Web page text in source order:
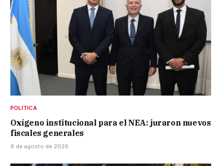
POLÍTICA
Oxígeno institucional para el NEA: juraron nuevos
fiscales generales
6 de agosto de 2026